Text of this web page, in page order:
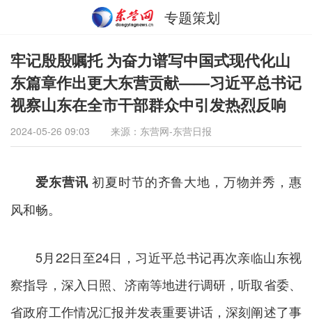
专题策划
牢记殷殷嘱托 为奋力谱写中国式现代化山
东篇章作出更大东营贡献——习近平总书记
视察山东在全市干部群众中引发热烈反响
2024-05-26 09:03 来源：东营网-东营日报
爱东营讯 初夏时节的齐鲁大地，万物并秀，惠
风和畅。
5月22日至24日，习近平总书记再次亲临山东视
察指导，深入日照、济南等地进行调研，听取省委、
省政府工作情况汇报并发表重要讲话，深刻阐述了事